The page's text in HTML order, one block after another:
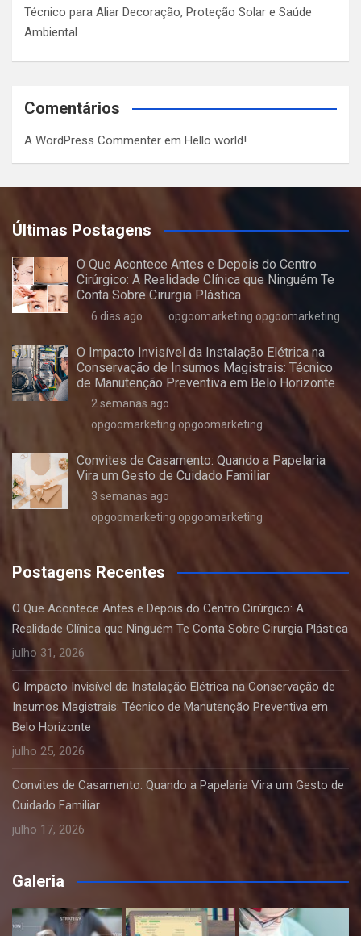
Técnico para Aliar Decoração, Proteção Solar e Saúde
Ambiental
Comentários
A WordPress Commenter em Hello world!
Últimas Postagens
O Que Acontece Antes e Depois do Centro
Cirúrgico: A Realidade Clínica que Ninguém Te
Conta Sobre Cirurgia Plástica
6 dias ago opgoomarketing opgoomarketing
O Impacto Invisível da Instalação Elétrica na
Conservação de Insumos Magistrais: Técnico
de Manutenção Preventiva em Belo Horizonte
2 semanas ago
opgoomarketing opgoomarketing
Convites de Casamento: Quando a Papelaria
Vira um Gesto de Cuidado Familiar
3 semanas ago
opgoomarketing opgoomarketing
Postagens Recentes
O Que Acontece Antes e Depois do Centro Cirúrgico: A
Realidade Clínica que Ninguém Te Conta Sobre Cirurgia Plástica
julho 31, 2026
O Impacto Invisível da Instalação Elétrica na Conservação de
Insumos Magistrais: Técnico de Manutenção Preventiva em
Belo Horizonte
julho 25, 2026
Convites de Casamento: Quando a Papelaria Vira um Gesto de
Cuidado Familiar
julho 17, 2026
Galeria